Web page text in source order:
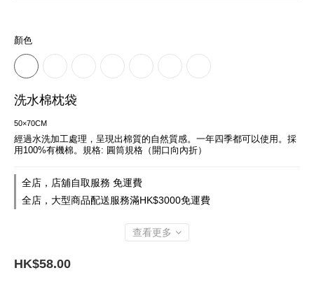
顏色
洗水棉枕袋
50×70CM
經過水洗加工處理，呈現出棉質的自然質感。一年四季都可以使用。採
用100%有機棉。規格: 圓筒規格（開口向內折）
全店，店舖自取服務 免運費
全店，大型商品配送服務滿HK$3000免運費
查看更多
HK$58.00